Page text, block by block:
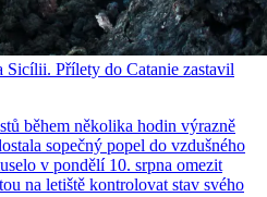
Sicílii. Přílety do Catanie zastavil
během několika hodin výrazně
sopečný popel do vzdušného
v pondělí 10. srpna omezit
na letiště kontrolovat stav svého